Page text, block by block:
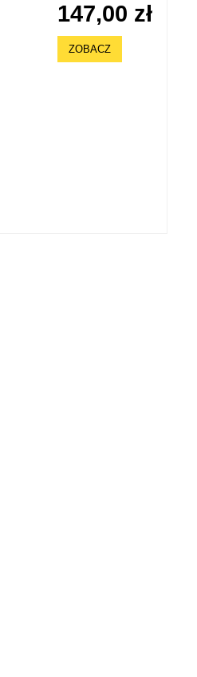
147,00 zł
ZOBACZ